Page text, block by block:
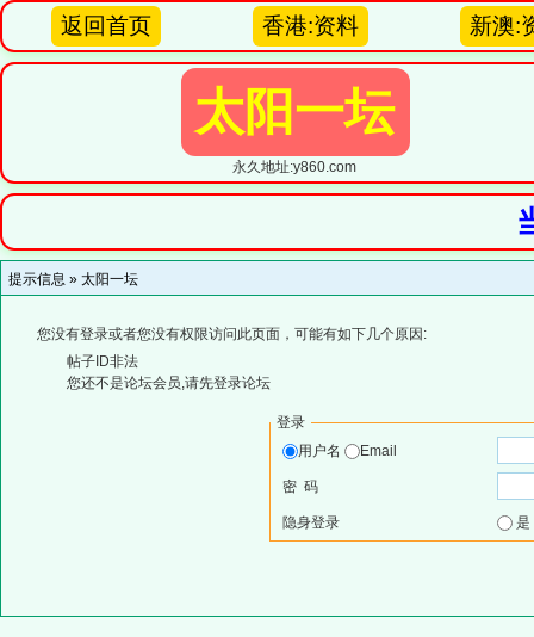
返回首页 香港:资料 新澳:
太阳一坛
永久地址:y860.com
提示信息 » 太阳一坛
您没有登录或者您没有权限访问此页面，可能有如下几个原因:
帖子ID非法
您还不是论坛会员,请先登录论坛
登录
用户名
Email
密 码
隐身登录